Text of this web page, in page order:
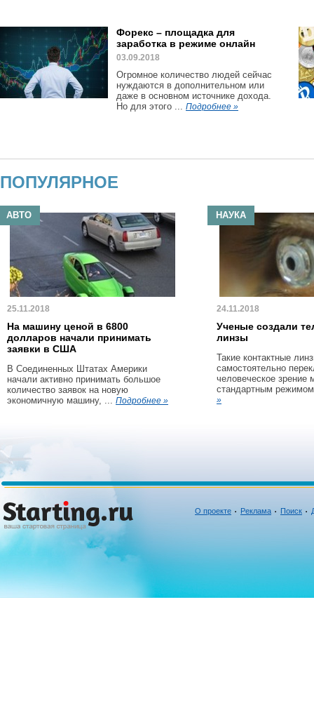
Форекс – площадка для
заработка в режиме онлайн
03.09.2018
Огромное количество людей сейчас
нуждаются в дополнительном или
даже в основном источнике дохода.
Но для этого ... Подробнее »
ПОПУЛЯРНОЕ
АВТО
25.11.2018
На машину ценой в 6800
долларов начали принимать
заявки в США
В Соединенных Штатах Америки
начали активно принимать большое
количество заявок на новую
экономичную машину, ... Подробнее »
НАУКА
24.11.2018
Ученые создали
линзы
Такие контактные
самостоятельно
человеческое зрение
стандартным
»
О проекте Реклама Поиск